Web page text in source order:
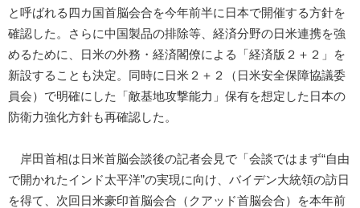
と呼ばれる四カ国首脳会合を今年前半に日本で開催する方針を
確認した。さらに中国製品の排除等、経済分野の日米連携を強
めるために、日米の外務・経済閣僚による「経済版２＋２」を
新設することも決定。同時に日米２＋２（日米安全保障協議委
員会）で明確にした「敵基地攻撃能力」保有を想定した日本の
防衛力強化方針も再確認した。
岸田首相は日米首脳会談後の記者会見で「会談ではまず“自由
で開かれたインド太平洋”の実現に向け、バイデン大統領の訪日
を得て、次回日米豪印首脳会合（クアッド首脳会合）を本年前